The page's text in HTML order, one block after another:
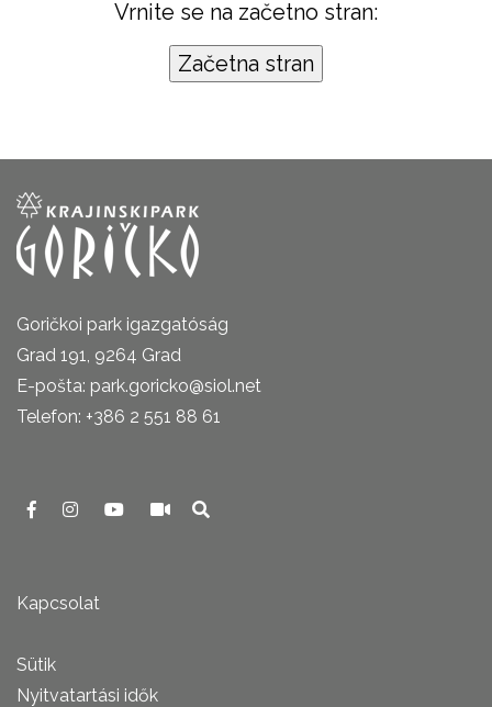
Vrnite se na začetno stran:
Goričkoi park igazgatóság
Grad 191, 9264 Grad
E-pošta: park.goricko@siol.net
Telefon: +386 2 551 88 61
Kapcsolat
Sütik
Nyitvatartási idők